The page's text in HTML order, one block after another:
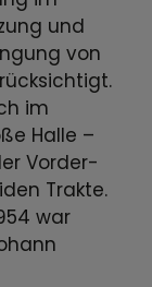
und
von
im
Halle –
Vorder-
Trakte.
war